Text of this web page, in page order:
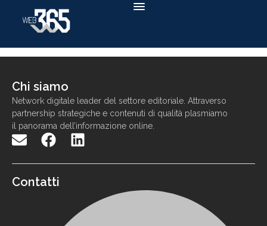
Chi siamo
Network digitale leader del settore editoriale. Attraverso
partnership strategiche e contenuti di qualità p lasmiamo
il panorama dell ’informazione online
Contatti